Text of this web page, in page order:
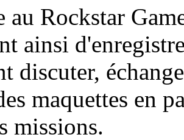
au Rockstar
ainsi
discuter,
maquettes en
missions.